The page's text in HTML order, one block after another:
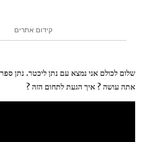
קידום אתרים
שלום לכולם אני נמצא עם נתן ליכטר. נתן
אתה עושה ? איך הגעת לתחום הזה ?